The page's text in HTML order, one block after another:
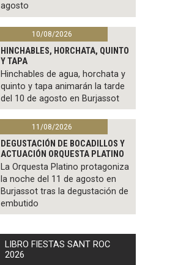
agosto
10/08/2026
HINCHABLES, HORCHATA, QUINTO
Y TAPA
Hinchables de agua, horchata y
quinto y tapa animarán la tarde
del 10 de agosto en Burjassot
11/08/2026
DEGUSTACIÓN DE BOCADILLOS Y
ACTUACIÓN ORQUESTA PLATINO
La Orquesta Platino protagoniza
la noche del 11 de agosto en
Burjassot tras la degustación de
embutido
LIBRO FIESTAS SANT ROC
2026